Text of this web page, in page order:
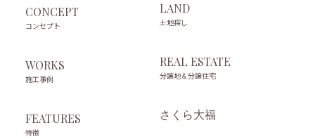
CONCEPT
コンセプト
WORKS
施工事例
FEATURES
特徴
LAND
土地探し
REAL ESTATE
分譲地＆分譲住宅
さくら大福